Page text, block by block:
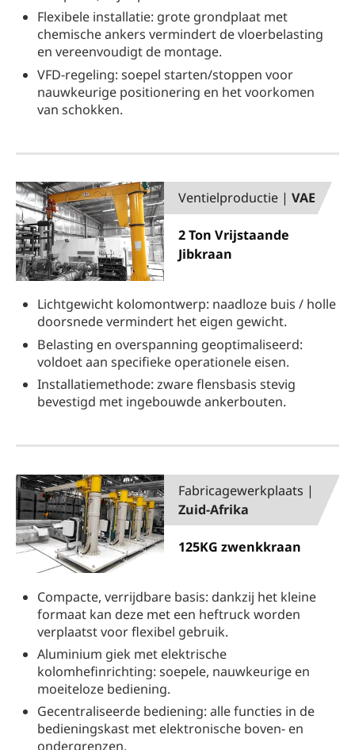
Flexibele installatie: grote grondplaat met
chemische ankers vermindert de vloerbelasting
en vereenvoudigt de montage.
VFD-regeling: soepel starten/stoppen voor
nauwkeurige positionering en het voorkomen
van schokken.
Ventielproductie |VAE
2 Ton Vrijstaande
Jibkraan
Lichtgewicht kolomontwerp: naadloze buis / holle
doorsnede vermindert het eigen gewicht.
Belasting en overspanning geoptimaliseerd:
voldoet aan specifieke operationele eisen.
Installatiemethode: zware flensbasis stevig
bevestigd met ingebouwde ankerbouten.
Fabricagewerkplaats |
Zuid-Afrika
125KG zwenkkraan
Compacte, verrijdbare basis: dankzij het kleine
formaat kan deze met een heftruck worden
verplaatst voor flexibel gebruik.
Aluminium giek met elektrische
kolomhefinrichting: soepele, nauwkeurige en
moeiteloze bediening.
Gecentraliseerde bediening: alle functies in de
bedieningskast met elektronische boven- en
ondergrenzen.